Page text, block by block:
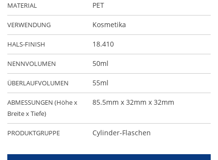
MATERIAL PET
VERWENDUNG Kosmetika
HALS-FINISH 18.410
NENNVOLUMEN 50ml
ÜBERLAUFVOLUMEN 55ml
ABMESSUNGEN (Höhe x
Breite x Tiefe)
85.5mm x 32mm x 32mm
PRODUKTGRUPPE Cylinder-Flaschen